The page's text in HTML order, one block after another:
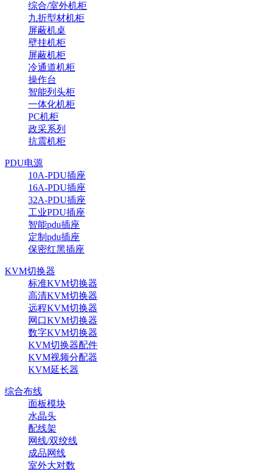
综合/室外机柜
九折型材机柜
屏蔽机桌
壁挂机柜
屏蔽机柜
冷通道机柜
操作台
智能列头柜
一体化机柜
PC机柜
政采系列
抗震机柜
PDU电源
10A-PDU插座
16A-PDU插座
32A-PDU插座
工业PDU插座
智能pdu插座
定制pdu插座
保密红黑插座
KVM切换器
标准KVM切换器
高清KVM切换器
远程KVM切换器
网口KVM切换器
数字KVM切换器
KVM切换器配件
KVM视频分配器
KVM延长器
综合布线
面板模块
水晶头
配线架
网线/双绞线
成品网线
室外大对数